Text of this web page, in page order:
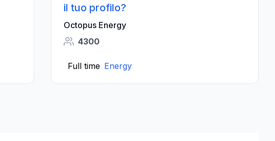
il tuo profilo?
Octopus Energy
4300
Full time Energy